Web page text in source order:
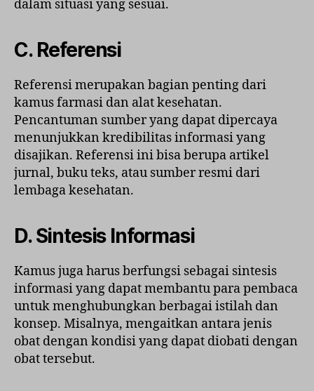
dalam situasi yang sesuai.
C. Referensi
Referensi merupakan bagian penting dari
kamus farmasi dan alat kesehatan.
Pencantuman sumber yang dapat dipercaya
menunjukkan kredibilitas informasi yang
disajikan. Referensi ini bisa berupa artikel
jurnal, buku teks, atau sumber resmi dari
lembaga kesehatan.
D. Sintesis Informasi
Kamus juga harus berfungsi sebagai sintesis
informasi yang dapat membantu para pembaca
untuk menghubungkan berbagai istilah dan
konsep. Misalnya, mengaitkan antara jenis
obat dengan kondisi yang dapat diobati dengan
obat tersebut.